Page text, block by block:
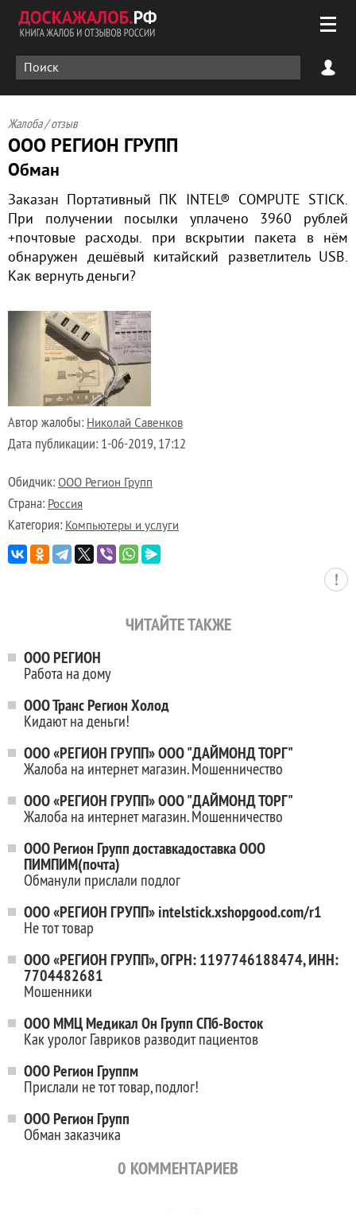
Жалоба / отзыв
ООО РЕГИОН ГРУПП
Обман
Заказан Портативный ПК INTEL® COMPUTE STICK.
При получении посылки уплачено 3960 рублей
+почтовые расходы. при вскрытии пакета в нём
обнаружен дешёвый китайский разветлитель USB.
Как вернуть деньги?
Автор жалобы: Николай Савенков
Дата публикации: 1-06-2019, 17:12
Обидчик: ООО Регион Групп
Страна: Россия
Категория: Компьютеры и услуги
ЧИТАЙТЕ ТАКЖЕ
ООО РЕГИОН
Работа на дому
ООО Транс Регион Холод
Кидают на деньги!
ООО «РЕГИОН ГРУПП» ООО "ДАЙМОНД ТОРГ"
Жалоба на интернет магазин. Мошенничество
ООО «РЕГИОН ГРУПП» ООО "ДАЙМОНД ТОРГ"
Жалоба на интернет магазин. Мошенничество
ООО Регион Групп доставкадоставка ООО
ПИМПИМ(почта)
Обманули прислали подлог
ООО «РЕГИОН ГРУПП» intelstick.xshopgood.com/r1
Не тот товар
ООО «РЕГИОН ГРУПП», ОГРН: 1197746188474, ИНН:
7704482681
Мошенники
ООО ММЦ Медикал Он Групп СПб-Восток
Как уролог Гавриков разводит пациентов
ООО Регион Группм
Прислали не тот товар, подлог!
ООО Регион Групп
Обман заказчика
0 КОММЕНТАРИЕВ